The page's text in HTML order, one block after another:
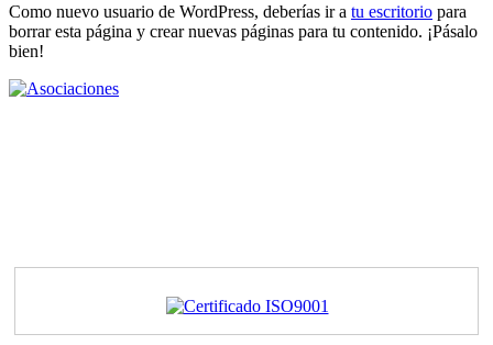
Como nuevo usuario de WordPress, deberías ir a tu escritorio para
borrar esta página y crear nuevas páginas para tu contenido. ¡Pásalo
bien!